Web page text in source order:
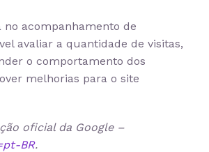
acompanhamento de
avaliar a quantidade de visitas,
o comportamento dos
melhorias para o site
oficial da Google –
BR.